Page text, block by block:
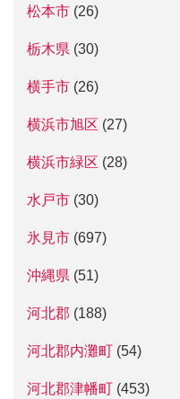
松本市 (26)
栃木県 (30)
横手市 (26)
横浜市旭区 (27)
横浜市緑区 (28)
水戸市 (30)
氷見市 (697)
沖縄県 (51)
河北郡 (188)
河北郡内灘町 (54)
河北郡津幡町 (453)